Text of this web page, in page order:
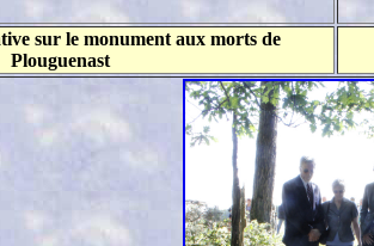
sur le monument aux morts de
Plouguenast